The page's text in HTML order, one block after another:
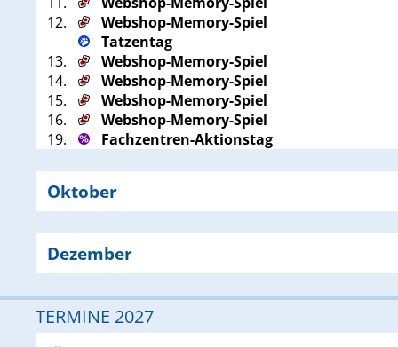
12.
Webshop-Memory-Spiel
Tatzentag
13.
Webshop-Memory-Spiel
14.
Webshop-Memory-Spiel
15.
Webshop-Memory-Spiel
16.
Webshop-Memory-Spiel
19.
Fachzentren-Aktionstag
Oktober
Dezember
TERMINE 2027